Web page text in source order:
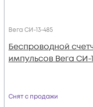
Вега СИ-13-485
Беспроводной
импульсов Вега СИ-
Снят с продажи